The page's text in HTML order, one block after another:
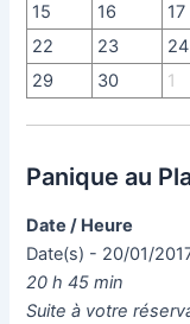
15
16 17
22
23 24
29
30 1
Panique au
Date / Heure
Date(s) - 20/01/
20 h 45 min
Suite à votre